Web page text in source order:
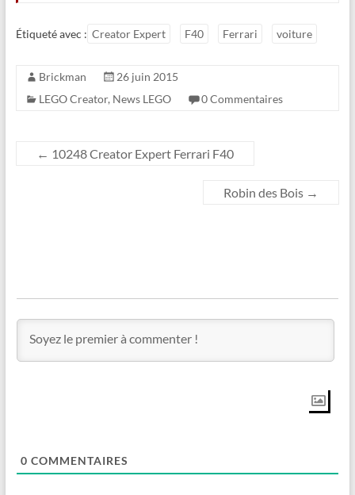
Étiqueté avec : Creator Expert F40 Ferrari voiture
Brickman
26 juin 2015
LEGO Creator, News LEGO 0 Commentaires
← 10248 Creator Expert Ferrari F40
Robin des Bois →
0 COMMENTAIRES